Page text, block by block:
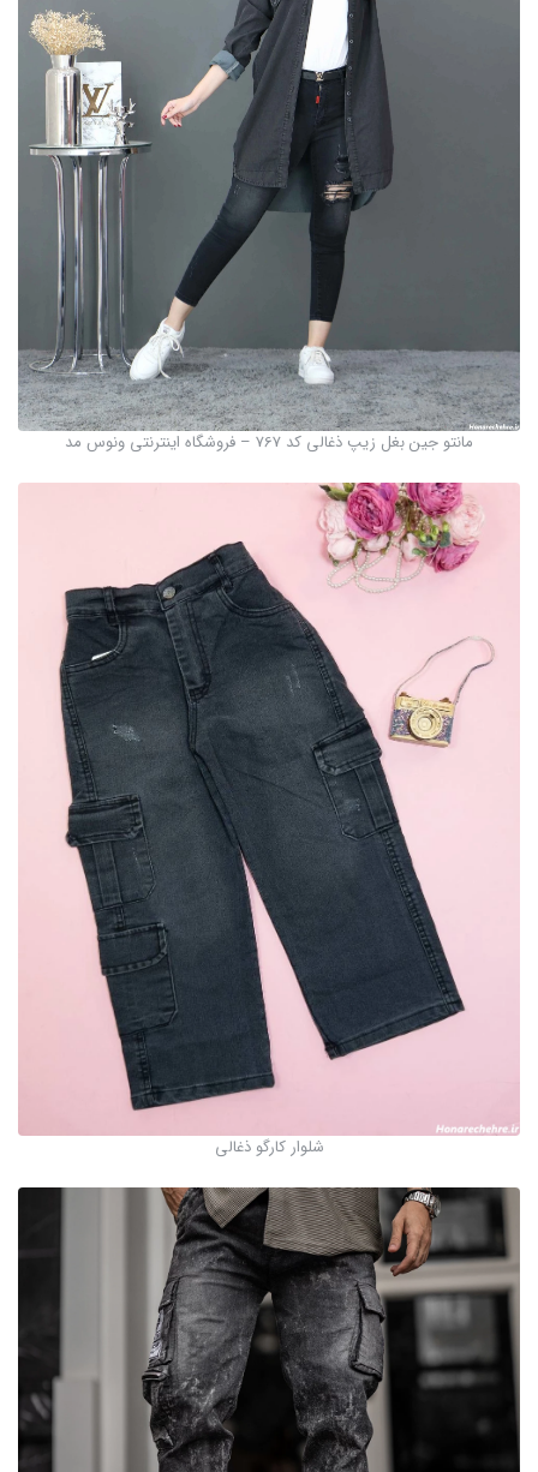
مانتو جین بغل زیپ ذغالی کد 767 – فروشگاه اینترنتی ونوس مد
شلوار کارگو ذغالی